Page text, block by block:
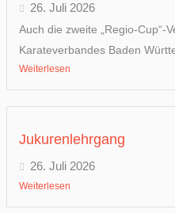
26. Juli 2026
Auch die zweite „Regio-Cup“-
Karateverbandes Baden
Weiterlesen
Jukurenlehrgang
26. Juli 2026
Weiterlesen